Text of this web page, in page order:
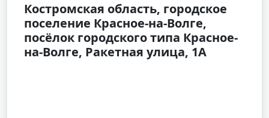
Костромская область, городское
поселение Красное-на-Волге,
посёлок городского типа Красное-
на-Волге, Ракетная улица, 1А